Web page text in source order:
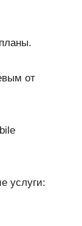
от
услуги: